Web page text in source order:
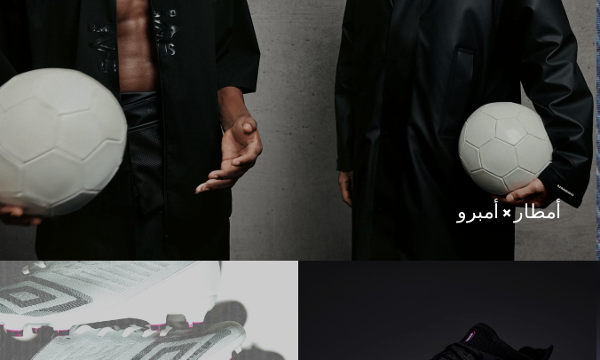
أمطار × أمبرو